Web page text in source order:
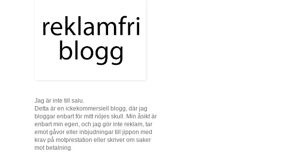
Jag är inte till salu.
Detta är en ickekommersiell blogg, där jag
bloggar enbart för mitt nöjes skull. Min åsikt är
enbart min egen, och jag gör inte reklam, tar
emot gåvor eller inbjudningar till jippon med
krav på motprestation eller skriver om saker
mot betalning.